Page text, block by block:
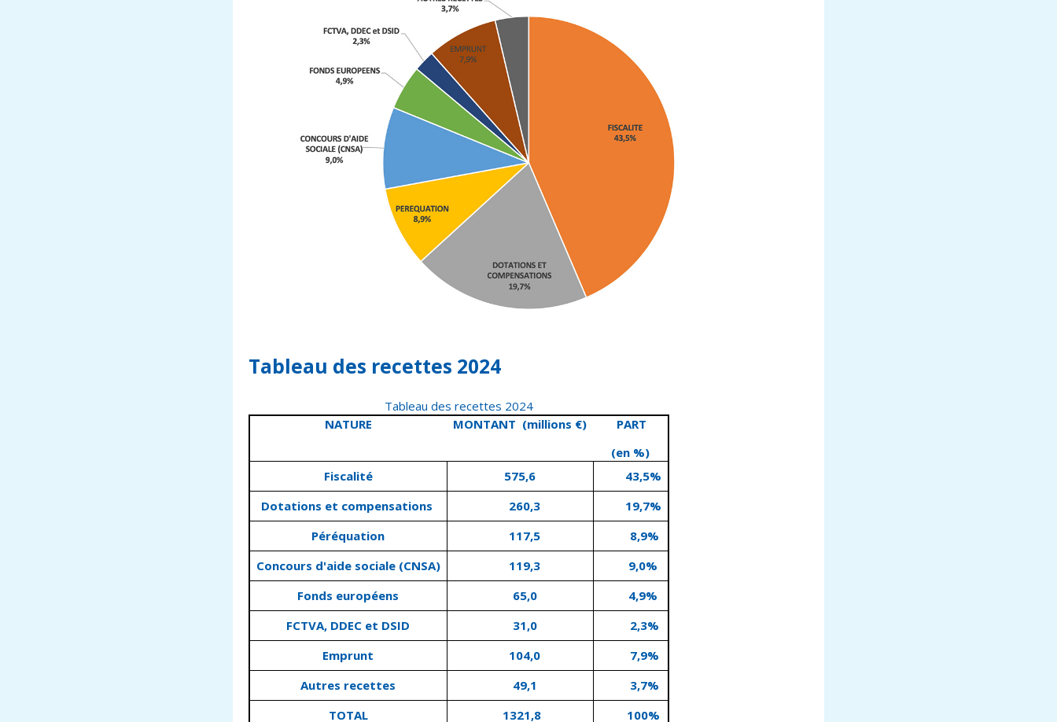
Tableau des recettes 2024
Tableau des recettes 2024
NATURE
MONTANT (millions €)
PART
(en %)
Fiscalité
575,6
43,5%
Dotations et compensations
260,3
19,7%
Péréquation
117,5
8,9%
Concours d'aide sociale (CNSA)
119,3
9,0%
Fonds européens
65,0
4,9%
FCTVA, DDEC et DSID
31,0
2,3%
Emprunt
104,0
7,9%
Autres recettes
49,1
3,7%
TOTAL
1321,8 100%